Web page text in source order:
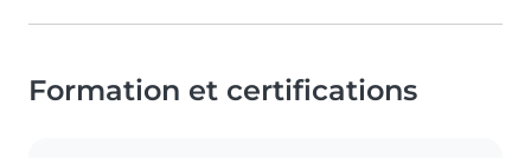
Formation et certifications